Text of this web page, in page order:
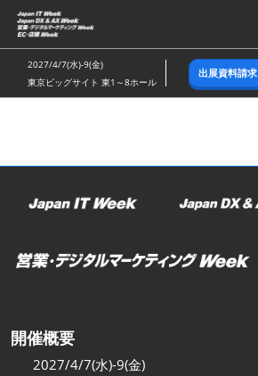
ス
キ
ッ
し
む
2027/4/7(水)-9(金)
東京ビッグサイト 東1～8ホール
出展資料請求
開催概要
2027/4/7(水)-9(金)